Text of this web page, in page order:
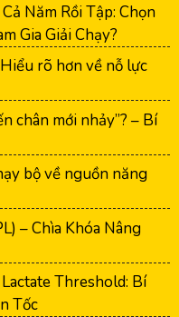
Năm Rồi Tập: Chọn
Gia Giải Chạy?
rõ hơn về nỗ lực
chân mới nhảy”? – Bí
bộ về nguồn năng
– Chìa Khóa Nâng
Threshold: Bí
Tốc